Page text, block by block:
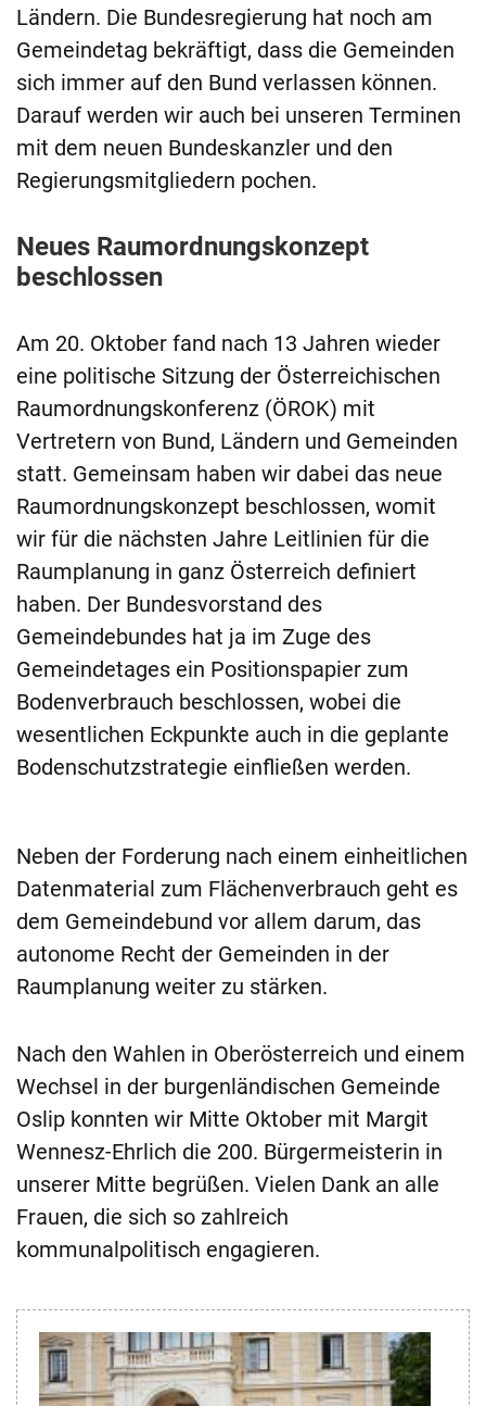
Ländern. Die Bundesregierung hat noch am
Gemeindetag bekräftigt, dass die Gemeinden
sich immer auf den Bund verlassen können.
Darauf werden wir auch bei unseren Terminen
mit dem neuen Bundeskanzler und den
Regierungsmitgliedern pochen.
Neues Raumordnungskonzept
beschlossen
Am 20. Oktober fand nach 13 Jahren wieder
eine politische Sitzung der Österreichischen
Raumordnungskonferenz (ÖROK) mit
Vertretern von Bund, Ländern und Gemeinden
statt. Gemeinsam haben wir dabei das neue
Raumordnungskonzept beschlossen, womit
wir für die nächsten Jahre Leitlinien für die
Raumplanung in ganz Österreich definiert
haben. Der Bundesvorstand des
Gemeindebundes hat ja im Zuge des
Gemeindetages ein Positionspapier zum
Bodenverbrauch beschlossen, wobei die
wesentlichen Eckpunkte auch in die geplante
Bodenschutzstrategie einfließen werden.
Neben der Forderung nach einem einheitlichen
Datenmaterial zum Flächenverbrauch geht es
dem Gemeindebund vor allem darum, das
autonome Recht der Gemeinden in der
Raumplanung weiter zu stärken.
Nach den Wahlen in Oberösterreich und einem
Wechsel in der burgenländischen Gemeinde
Oslip konnten wir Mitte Oktober mit Margit
Wennesz-Ehrlich die 200. Bürgermeisterin in
unserer Mitte begrüßen. Vielen Dank an alle
Frauen, die sich so zahlreich
kommunalpolitisch engagieren.